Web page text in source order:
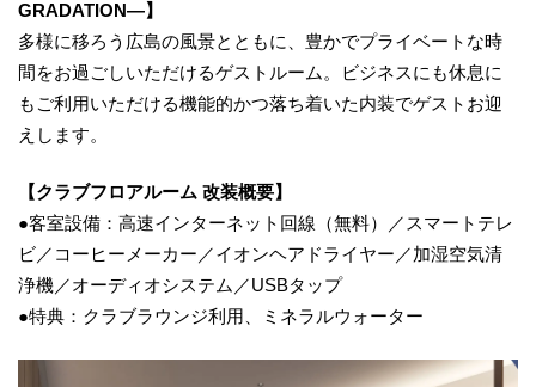
GRADATION―】
多様に移ろう広島の風景とともに、豊かでプライベートな時
間をお過ごしいただけるゲストルーム。ビジネスにも休息に
もご利用いただける機能的かつ落ち着いた内装でゲストお迎
えします。
【クラブフロアルーム 改装概要】
●客室設備：高速インターネット回線（無料）／スマートテレ
ビ／コーヒーメーカー／イオンヘアドライヤー／加湿空気清
浄機／オーディオシステム／USBタップ
●特典：クラブラウンジ利用、ミネラルウォーター